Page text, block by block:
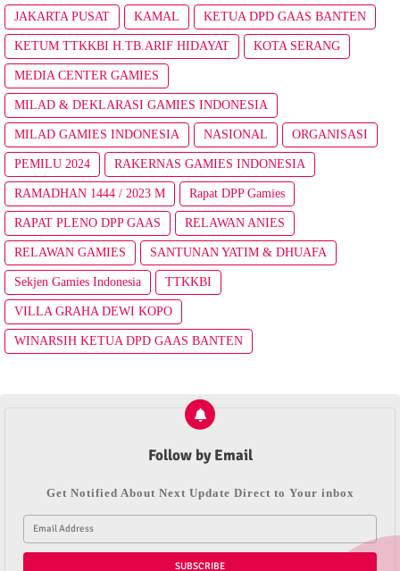
JAKARTA PUSAT KAMAL KETUA DPD GAAS BANTEN
KETUM TTKKBI H.TB.ARIF HIDAYAT KOTA SERANG
MEDIA CENTER GAMIES
MILAD & DEKLARASI GAMIES INDONESIA
MILAD GAMIES INDONESIA NASIONAL ORGANISASI
PEMILU 2024 RAKERNAS GAMIES INDONESIA
RAMADHAN 1444 / 2023 M Rapat DPP Gamies
RAPAT PLENO DPP GAAS RELAWAN ANIES
RELAWAN GAMIES SANTUNAN YATIM & DHUAFA
Sekjen Gamies Indonesia TTKKBI
VILLA GRAHA DEWI KOPO
WINARSIH KETUA DPD GAAS BANTEN
Follow by Email
Get Notified About Next Update Direct to Your inbox